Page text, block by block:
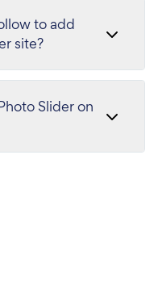
to add
site?
Slider on